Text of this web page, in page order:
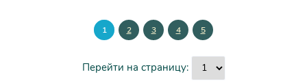
1 2 3 4 5
Перейти на страницу: